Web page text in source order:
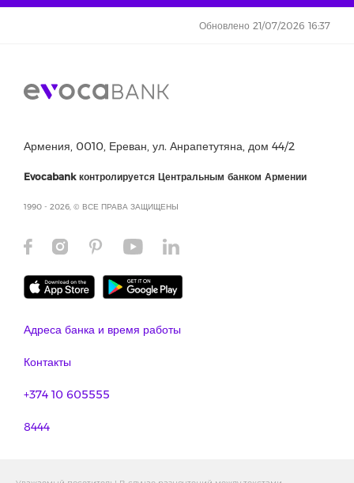
Обновлено 21/07/2026 16:37
Армения, 0010, Ереван, ул. Анрапетутяна, дом 44/2
Evocabank контролируется Центральным банком Армении
1990 - 2026, © ВСЕ ПРАВА ЗАЩИЩЕНЫ
Адреса банка и время работы
Контакты
+374 10 605555
8444